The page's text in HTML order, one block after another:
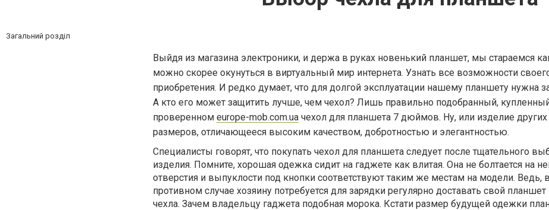
Загальний розділ
Выйдя из магазина электроники, и держа в руках новенький планшет, мы стараемся
можно скорее окунуться в виртуальный мир интернета. Узнать все возможности
приобретения. И редко думает, что для долгой эксплуатации нашему планшету нужна
А кто его может защитить лучше, чем чехол? Лишь правильно подобранный,
проверенном europe-mob.com.ua чехол для планшета 7 дюймов. Ну, или изделие других
размеров, отличающееся высоким качеством, добротностью и элегантностью.
Специалисты говорят, что покупать чехол для планшета следует после тщательного
изделия. Помните, хорошая одежка сидит на гаджете как влитая. Она не болтается на
отверстия и выпуклости под кнопки соответствуют таким же местам на модели. Ведь, в
противном случае хозяину потребуется для зарядки регулярно доставать свой планшет
чехла. Зачем владельцу гаджета подобная морока. Кстати размер будущей одежки